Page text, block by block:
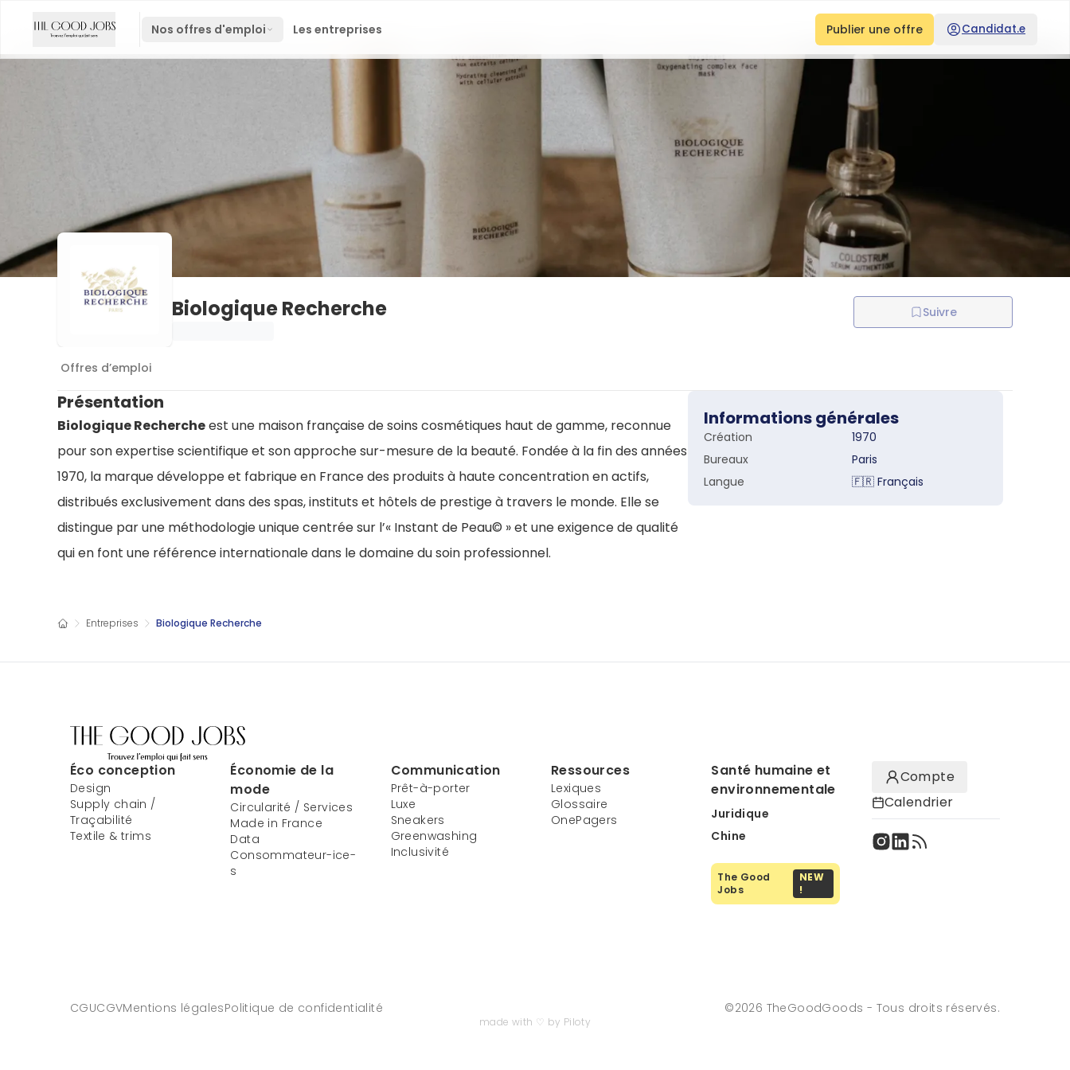
Nos offres d'emploi Les entreprises Publier une offre Candidat.e
Biologique Recherche Suivre
Offres d’emploi
Présentation
Biologique Rechercheest une maison française de soins cosmétiques haut de gamme, reconnue
pour son expertise scientifique et son approche sur-mesure de la beauté. Fondée à la fin des années
1970, la marque développe et fabrique en France des produits à haute concentration en actifs,
distribués exclusivement dans des spas, instituts et hôtels de prestige à travers le monde. Elle se
distingue par une méthodologie unique centrée sur l’« Instant de Peau© » et une exigence de qualité
qui en font une référence internationale dans le domaine du soin professionnel.
Informations générales
Création
1970
Bureaux
Paris
Langue
🇫🇷 Français
Entreprises Biologique Recherche
Éco conception
Design
Supply chain /
Traçabilité
Textile & trims
Économie de la
mode
Circularité / Services
Made in France
Data
Consommateur-ice-
s
Communication
Prêt-à-porter
Luxe
Sneakers
Greenwashing
Inclusivité
Ressources
Lexiques
Glossaire
OnePagers
Santé humaine et
environnementale
Juridique
Chine
The Good
Jobs
NEW
!
Compte
Calendrier
CGUCGVMentions légalesPolitique de confidentialité ©2026 TheGoodGoods - Tous droits réservés.
made with ♡ by Piloty